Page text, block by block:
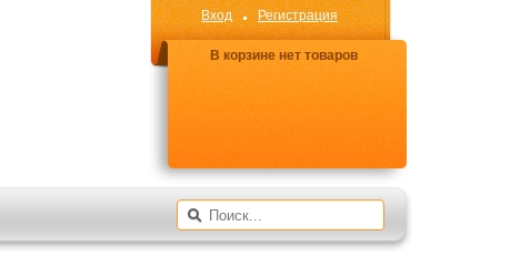
Вход Регистрация
В корзине нет товаров